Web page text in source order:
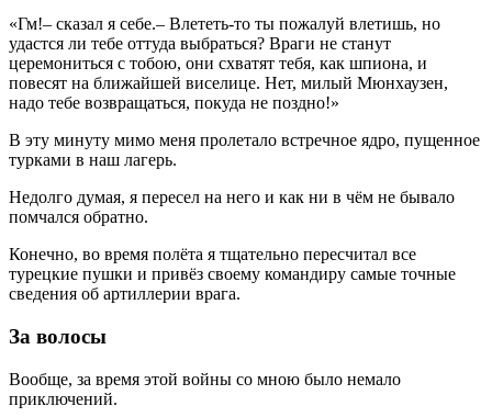
«Гм!– сказал я себе.– Влететь-то ты пожалуй влетишь, но
удастся ли тебе оттуда выбраться? Враги не станут
церемониться с тобою, они схватят тебя, как шпиона, и
повесят на ближайшей виселице. Нет, милый Мюнхаузен,
надо тебе возвращаться, покуда не поздно!»
В эту минуту мимо меня пролетало встречное ядро, пущенное
турками в наш лагерь.
Недолго думая, я пересел на него и как ни в чём не бывало
помчался обратно.
Конечно, во время полёта я тщательно пересчитал все
турецкие пушки и привёз своему командиру самые точные
сведения об артиллерии врага.
За волосы
Вообще, за время этой войны со мною было немало
приключений.